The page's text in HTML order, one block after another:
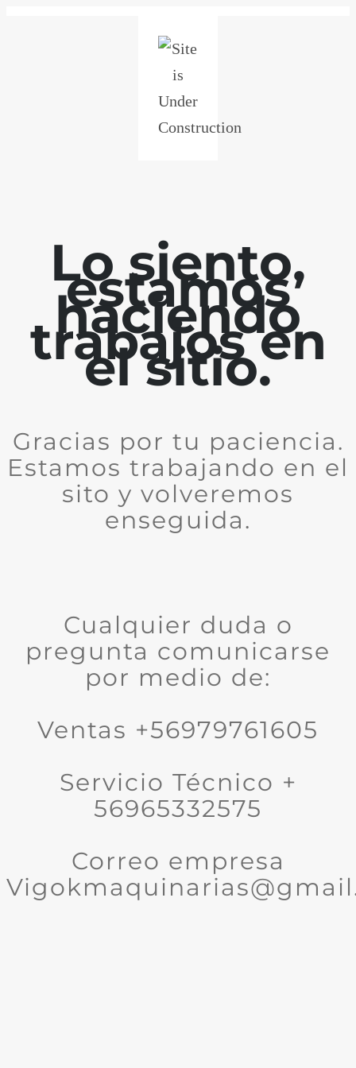
Lo siento,
estamos
haciendo
trabajos en
el sitio.
Gracias por tu paciencia.
Estamos trabajando en el
sito y volveremos
enseguida.
Cualquier duda o
pregunta comunicarse
por medio de:
Ventas +56979761605
Servicio Técnico +
56965332575
Correo empresa